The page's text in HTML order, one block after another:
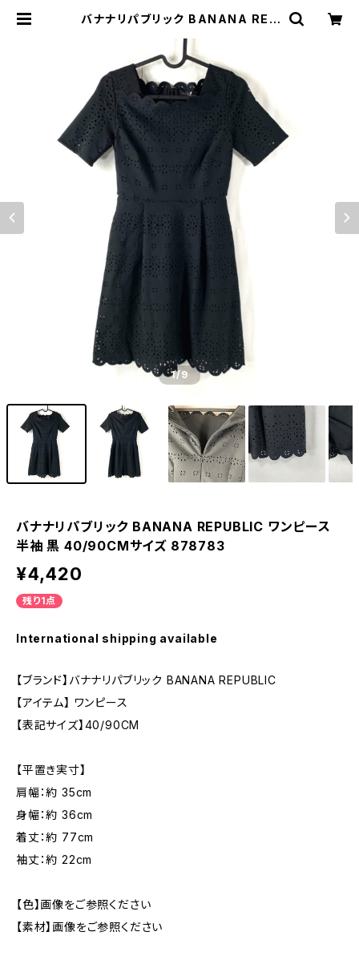
バナナリパブリック BANANA REP
Mサイズ 878783 | Ethical Stor
e
1/9
バナナリパブリック BANANA REPUBLIC ワンピース
半袖 黒 40/90CMサイズ 878783
¥4,420
残り1点
International shipping available
【ブランド】バナナリパブリック BANANA REPUBLIC
【アイテム】 ワンピース
【表記サイズ】40/90CM
【平置き実寸】
肩幅：約 35cm
身幅：約 36cm
着丈：約 77cm
袖丈：約 22cm
【色】画像をご参照ください
【素材】画像をご参照ください